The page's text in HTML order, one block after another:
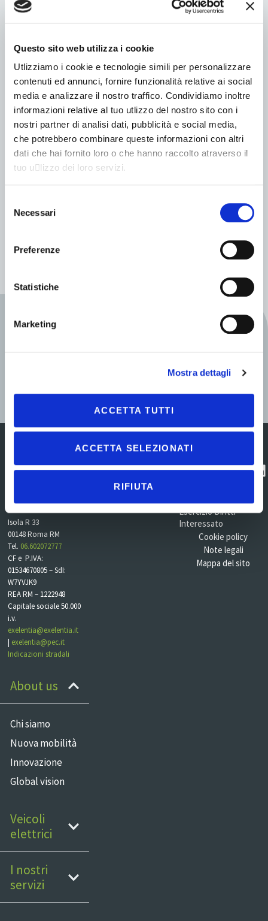
Questo sito web utilizza i cookie
Utlizziamo i cookie e tecnologie simili per personalizzare
contenuti ed annunci, fornire funzionalità relative ai social
media e analizzare il nostro traffico. Condividiamo inoltre
informazioni relative al tuo utlizzo del nostro sito con i
nostri partner di analisi dati, pubblicità e social media,
che potrebbero combinare queste informazioni con altri
dati che hai fornito loro o che hanno raccolto atraverso il
tuo u􀆟lizzo dei loro servizi.
delNecessari
Preferenze
Statistiche
Marketing
Mostra dettagli
ACCETTA TUTTI
ACCETTA SELEZIONATI
RIFIUTA
GOUPIL
Goupil G6 Autotelaio
Omologazione N1
INFO VEICOLI
Centro Direzionale
Gustave Eiffel 100 –
Isola R 33
00148 Roma RM
Tel. 06.602072777
CF e P.IVA:
01534670805 – SdI:
W7YVJK9
REA RM – 1222948
Capitale sociale 50.000
i.v.
exelentia@exelentia.it
| exelentia@pec.it
Indicazioni stradali
About us
Chi siamo
Nuova mobilità
Innovazione
Global vision
Veicoli
elettrici
I nostri
servizi
l'assistenza
Esercizio Diritti
Interessato
Cookie policy
Note legali
Mappa del sito